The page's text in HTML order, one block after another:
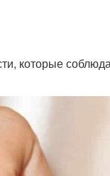
которые